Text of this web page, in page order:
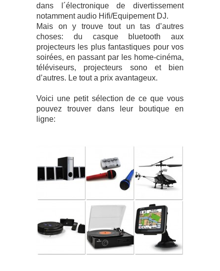
dans l´électronique de divertissement
notamment audio Hifi/Equipement DJ.
Mais on y trouve tout un tas d’autres
choses: du casque bluetooth aux
projecteurs les plus fantastiques pour vos
soirées, en passant par les home-cinéma,
téléviseurs, projecteurs sono et bien
d’autres. Le tout a prix avantageux.
Voici une petit sélection de ce que vous
pouvez trouver dans leur boutique en
ligne: